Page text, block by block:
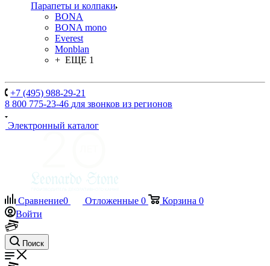
Парапеты и колпаки
BONA
BONA mono
Everest
Monblan
+ ЕЩЕ 1
+7 (495) 988-29-21
8 800 775-23-46 для звонков из регионов
Электронный каталог
Сравнение0 Отложенные 0 Корзина 0
Войти
Поиск